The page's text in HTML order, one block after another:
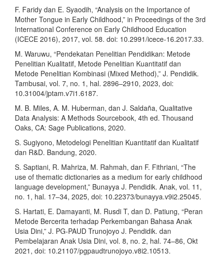
F. Faridy dan E. Syaodih, “Analysis on the Importance of
Mother Tongue in Early Childhood,” in Proceedings of the 3rd
International Conference on Early Childhood Education
(ICECE 2016), 2017, vol. 58. doi: 10.2991/icece-16.2017.33.
M. Waruwu, “Pendekatan Penelitian Pendidikan: Metode
Penelitian Kualitatif, Metode Penelitian Kuantitatif dan
Metode Penelitian Kombinasi (Mixed Method),” J. Pendidik.
Tambusai, vol. 7, no. 1, hal. 2896–2910, 2023, doi:
10.31004/jptam.v7i1.6187.
M. B. Miles, A. M. Huberman, dan J. Saldaña, Qualitative
Data Analysis: A Methods Sourcebook, 4th ed. Thousand
Oaks, CA: Sage Publications, 2020.
S. Sugiyono, Metodelogi Penelitian Kuantitatif dan Kualitatif
dan R&D. Bandung, 2020.
S. Saptiani, R. Mahriza, M. Rahmah, dan F. Fithriani, “The
use of thematic dictionaries as a medium for early childhood
language development,” Bunayya J. Pendidik. Anak, vol. 11,
no. 1, hal. 17–34, 2025, doi: 10.22373/bunayya.v9i2.25045.
S. Hartati, E. Damayanti, M. Rusdi T, dan D. Patiung, “Peran
Metode Bercerita terhadap Perkembangan Bahasa Anak
Usia Dini,” J. PG-PAUD Trunojoyo J. Pendidik. dan
Pembelajaran Anak Usia Dini, vol. 8, no. 2, hal. 74–86, Okt
2021, doi: 10.21107/pgpaudtrunojoyo.v8i2.10513.